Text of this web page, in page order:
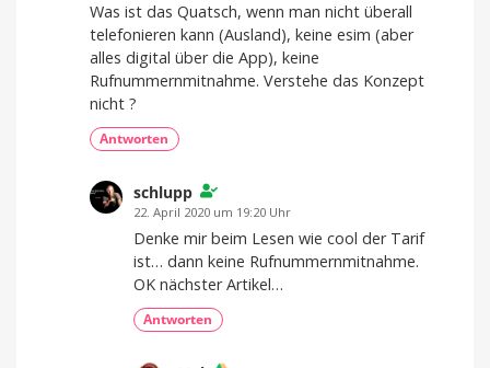
Was ist das Quatsch, wenn man nicht überall
telefonieren kann (Ausland), keine esim (aber
alles digital über die App), keine
Rufnummernmitnahme. Verstehe das Konzept
nicht ?
Antworten
schlupp
22. April 2020 um 19:20 Uhr
Denke mir beim Lesen wie cool der Tarif
ist… dann keine Rufnummernmitnahme.
OK nächster Artikel…
Antworten